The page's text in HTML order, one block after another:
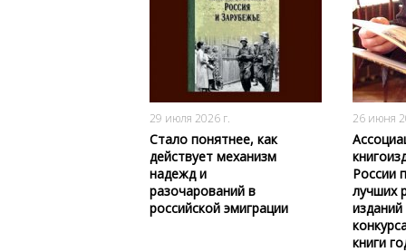
29 июля 2026 г.
Стало понятнее, как
действует механизм
надежд и
разочарований в
российской эмиграции
76
0
26 июня
России
лучших
книги